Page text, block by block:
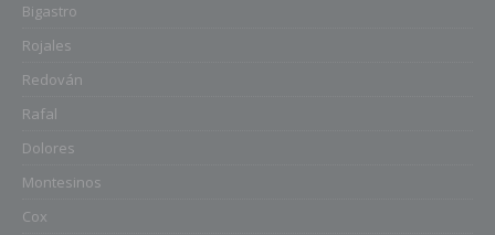
Bigastro
Rojales
Redován
Rafal
Dolores
Montesinos
Cox